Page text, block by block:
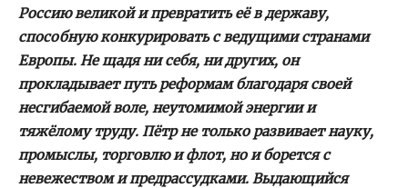
Россию великой и превратить её в державу,
способную конкурировать с ведущими странами
Европы. Не щадя ни себя, ни других, он
прокладывает путь реформам благодаря своей
несгибаемой воле, неутомимой энергии и
тяжёлому труду. Пётр не только развивает науку,
промыслы, торговлю и флот, но и борется с
невежеством и предрассудками. Выдающийся